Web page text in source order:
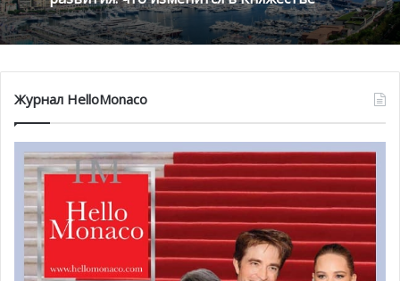
вам вспомнить те мировые рекорды, которые уже были
установлены в Монако во время этих уникальных
Журнал HelloMonaco